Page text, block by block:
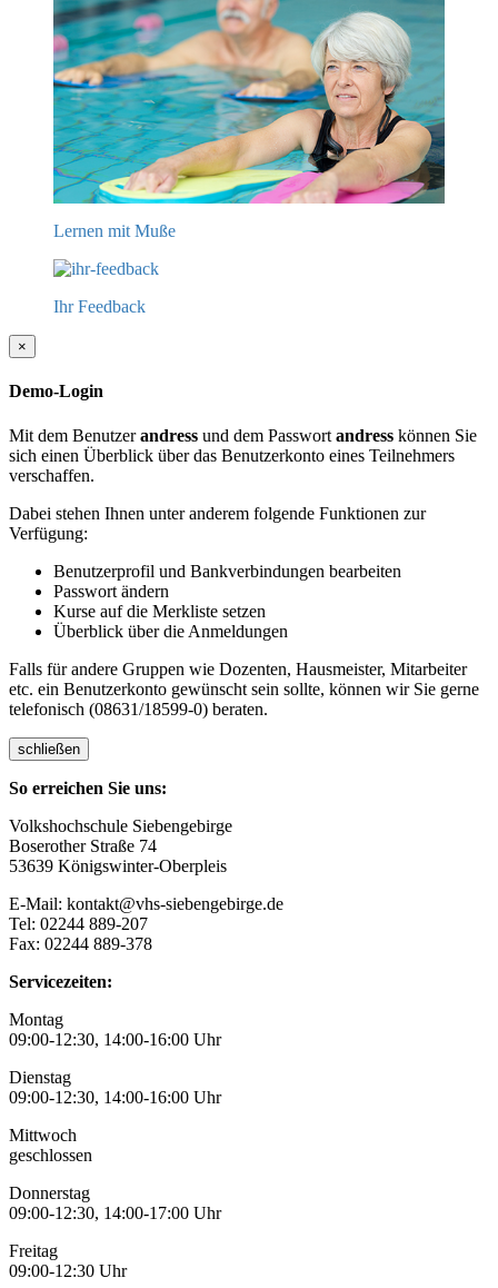
Lernen mit Muße
Ihr Feedback
×
Demo-Login
Mit dem Benutzerandress und dem Passwort andress können Sie
sich einen Überblick über das Benutzerkonto eines Teilnehmers
verschaffen.
Dabei stehen Ihnen unter anderem folgende Funktionen zur
Verfügung:
Benutzerprofil und Bankverbindungen bearbeiten
Passwort ändern
Kurse auf die Merkliste setzen
Überblick über die Anmeldungen
Falls für andere Gruppen wie Dozenten, Hausmeister, Mitarbeiter
etc. ein Benutzerkonto gewünscht sein sollte, können wir Sie gerne
telefonisch (08631/18599-0) beraten.
schließen
So erreichen Sie uns:
Volkshochschule Siebengebirge
Boserother Straße 74
53639 Königswinter-Oberpleis
E-Mail: kontakt@vhs-siebengebirge.de
Tel: 02244 889-207
Fax: 02244 889-378
Servicezeiten:
Montag
09:00-12:30, 14:00-16:00 Uhr
Dienstag
09:00-12:30, 14:00-16:00 Uhr
Mittwoch
geschlossen
Donnerstag
09:00-12:30, 14:00-17:00 Uhr
Freitag
09:00-12:30 Uhr